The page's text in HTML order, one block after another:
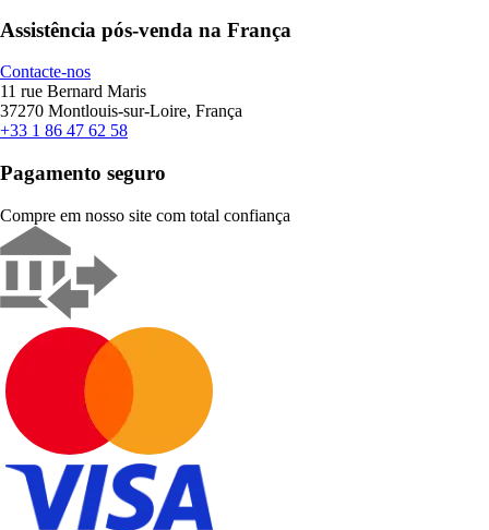
Assistência pós-venda na França
Contacte-nos
11 rue Bernard Maris
37270 Montlouis-sur-Loire, França
+33 1 86 47 62 58
Pagamento seguro
Compre em nosso site com total confiança